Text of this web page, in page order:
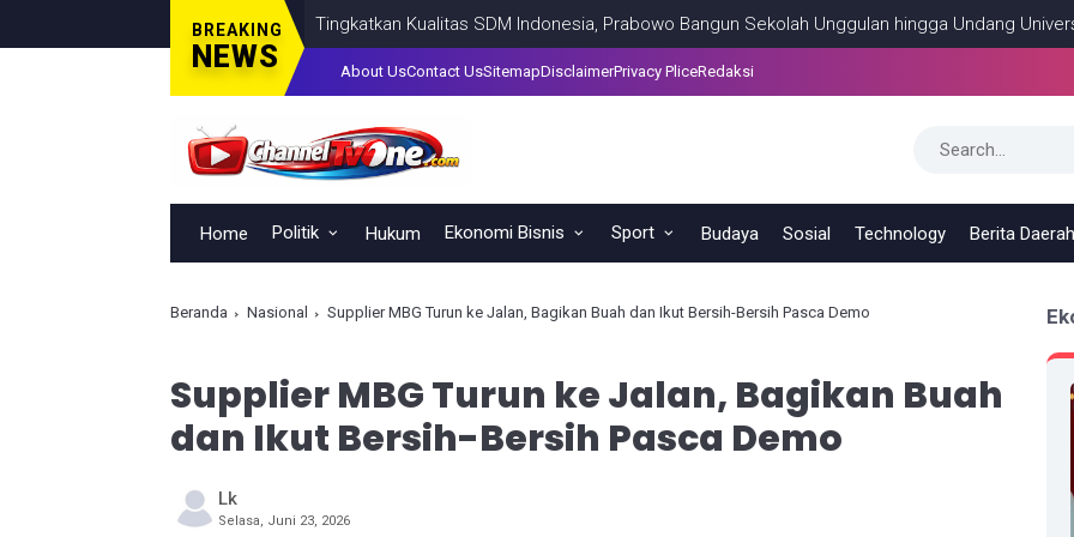
BREAKING
NEWS
Tingkatkan Kualitas SDM Indonesia, Prabowo Bangun Sekolah Unggulan hingga Undang Universitas
About UsContact UsSitemapDisclaimerPrivacy PliceRedaksi
Home Politik Hukum Ekonomi Bisnis Sport Budaya Sosial Technology Berita Daerah
Beranda Nasional Supplier MBG Turun ke Jalan, Bagikan Buah dan Ikut Bersih-Bersih Pasca Demo
Supplier MBG Turun ke Jalan, Bagikan Buah
dan Ikut Bersih-Bersih Pasca Demo
Lk
Selasa, Juni 23, 2026